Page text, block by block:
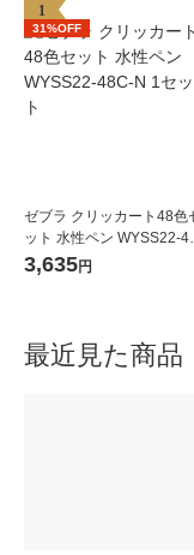
1
31%OFF
ゼブラ クリッカート48色
ット 水性ペン WYSS22-
-N 1セット
3,635円
最近見た商品